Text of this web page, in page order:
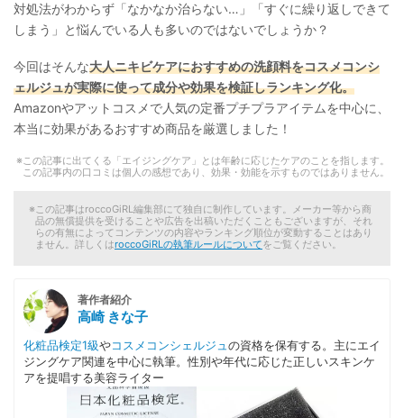
対処法がわからず「なかなか治らない…」「すぐに繰り返しできて
しまう」と悩んでいる人も多いのではないでしょうか？
今回はそんな大人ニキビケアにおすすめの洗顔料をコスメコンシ
ェルジュが実際に使って成分や効果を検証しランキング化。
Amazonやアットコスメで人気の定番プチプラアイテムを中心に、
本当に効果があるおすすめ商品を厳選しました！
この記事に出てくる「エイジングケア」とは年齢に応じたケアのことを指します。
この記事内の口コミは個人の感想であり、効果・効能を示すものではありません。
この記事はroccoGiRL編集部にて独自に制作しています。メーカー等から商
品の無償提供を受けることや広告を出稿いただくこともございますが、それ
らの有無によってコンテンツの内容やランキング順位が変動することはあり
ません。詳しくはroccoGiRLの執筆ルールについてをご覧ください。
著作者紹介
高崎 きな子
化粧品検定1級やコスメコンシェルジュの資格を保有する。主にエイ
ジングケア関連を中心に執筆。性別や年代に応じた正しいスキンケ
アを提唱する美容ライター